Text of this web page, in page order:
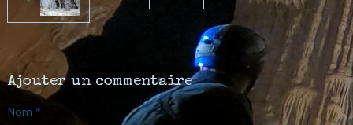
Ajouter un commentaire
Nom